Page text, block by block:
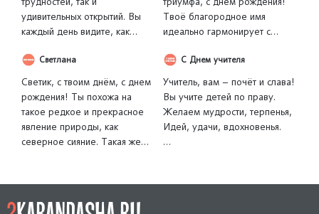
удивительных открытий. Вы
каждый день видите, как
раскрывается талант, как
вчерашний неуверенный
ребёнок делает свои первые
шаги к большой цели. Это и
есть настоящее чудо
профессии. Желаю Вам как
можно чаще быть свидетелем
к лучшему.
Твоё благородное имя
идеально гармонирует с
натурой Льва. Ты рождена,
чтобы быть в центре
внимания, сиять, вдохновлять и
вести за собой. Твоя
щедрость, уверенность и
невероятное обаяние
Светлана
Светик, с твоим днём, с днем
рождения! Ты похожа на
такое редкое и прекрасное
явление природы, как
северное сияние. Такая же
волшебная. Ты появляешься в
жизни людей и озаряешь их
С Днем учителя
Учитель, вам – почёт и слава!
Вы учите детей по праву.
Желаем мудрости, терпенья,
Идей, удачи, вдохновенья.
Пусть будет много светлых